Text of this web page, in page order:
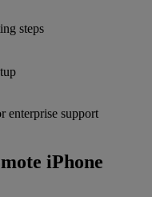
steps
enterprise support
iPhone